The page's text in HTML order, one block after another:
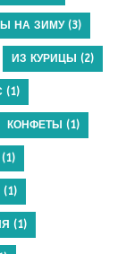
НА ЗИМУ(3)
ИЗ КУРИЦЫ (2)
(1)
КОНФЕТЫ (1)
(1)
(1)
(1)